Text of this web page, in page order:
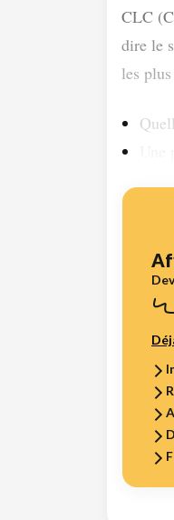
CLC
dire le
les